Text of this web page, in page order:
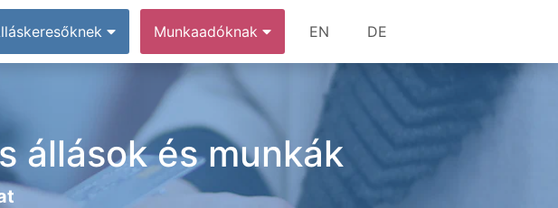
Munkaadóknak EN DE
állások és munkák